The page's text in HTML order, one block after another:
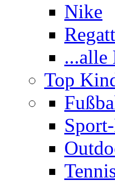
Nike
...alle
Top